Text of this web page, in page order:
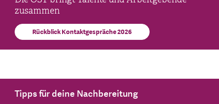
zusammen
Rückblick Kontaktgespräche 2026
Tipps für deine Nachbereitung